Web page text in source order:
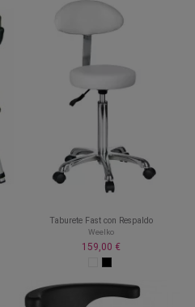
Taburete Fast con Respaldo
Weelko
159,00 €